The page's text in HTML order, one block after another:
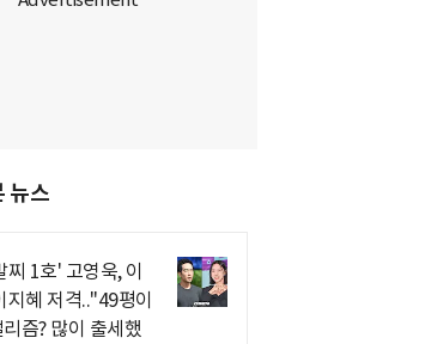
뉴스
찌 1호' 고영욱, 이
지혜 저격.."49평이
즘? 많이 출세했